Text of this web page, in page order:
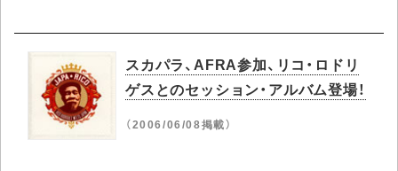
スカパラ、AFRA参加、リコ・ロドリ
ゲスとのセッション・アルバム登場！
（2006/06/08掲載）